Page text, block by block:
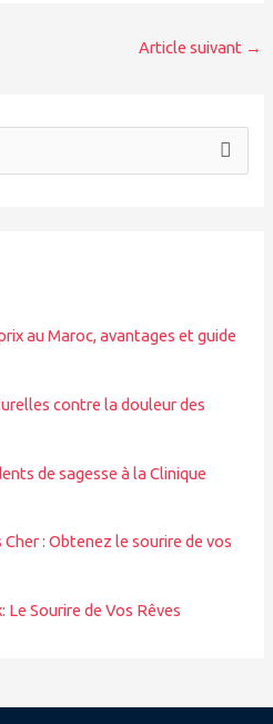
Article suivant →
au Maroc, avantages et guide
contre la douleur des
de sagesse à la Clinique
: Obtenez le sourire de vos
Sourire de Vos Rêves